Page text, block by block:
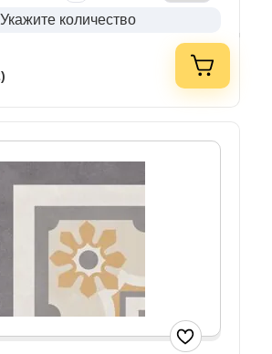
Укажите количество